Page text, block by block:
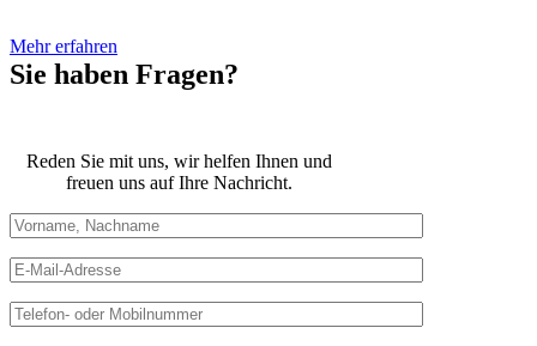
Mehr erfahren
Sie haben Fragen?
Reden Sie mit uns, wir helfen Ihnen und
freuen uns auf Ihre Nachricht.